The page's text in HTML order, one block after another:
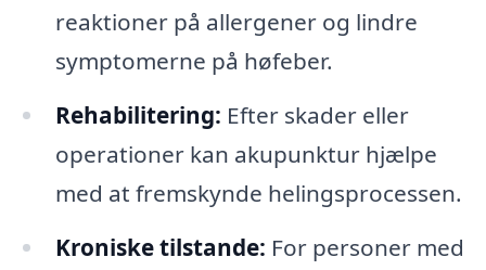
reaktioner på allergener og lindre
symptomerne på høfeber.
Rehabilitering: Efter skader eller
operationer kan akupunktur hjælpe
med at fremskynde helingsprocessen.
Kroniske tilstande: For personer med